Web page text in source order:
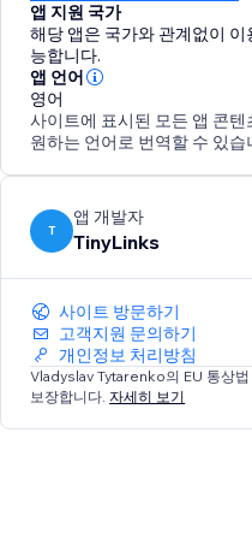
앱 지원 국가
해당 앱은 국가와 관계없이 이
능합니다.
앱 언어
영어
사이트에 표시된 모든 앱 콘텐
원하는 언어로 번역할 수 있습
T
앱 개발자
TinyLinks
사이트 방문하기
고객지원 문의하기
개인정보 처리방침
Vladyslav Tytarenko의 EU 통상법
보장합니다.자세히 보기